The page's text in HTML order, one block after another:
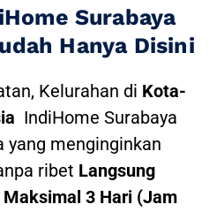
Surabaya
Hanya Disini
Kelurahan di Kota-
IndiHome Surabaya
yang menginginkan
ribet Langsung
3 Hari (Jam